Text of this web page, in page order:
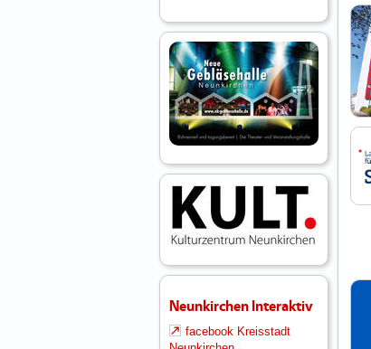
Neunkirchen Interaktiv
facebook Kreisstadt